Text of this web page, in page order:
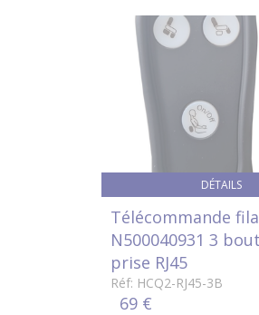
DÉTAILS
Télécommande
N500040931 3
prise RJ45
Réf: HCQ2-RJ45-3B
69 €